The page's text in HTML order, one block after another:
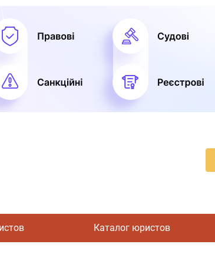
Каталог юристов